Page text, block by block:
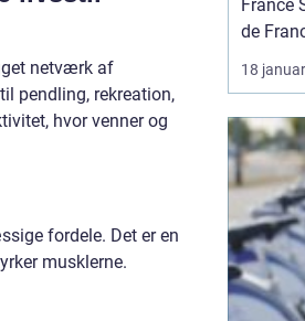
netværk af
pendling, rekreation,
hvor venner og
fordele. Det er en
musklerne.
France
de
most
the
from
gather
event,
18